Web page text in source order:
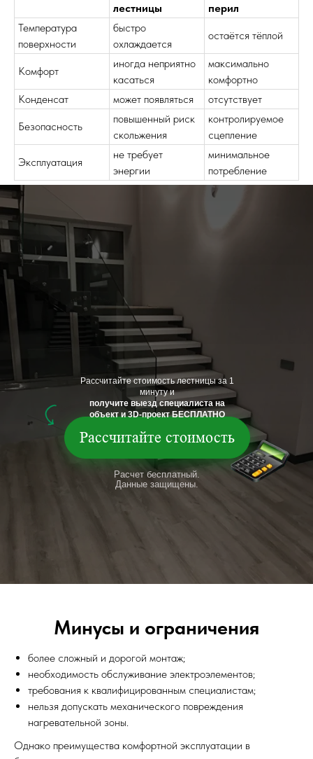
лестницы
перил
Температура
поверхности
быстро
охлаждается
остаётся тёплой
Комфорт
иногда неприятно
касаться
максимально
комфортно
Конденсат
может появляться отсутствует
Безопасность
повышенный риск
скольжения
контролируемое
сцепление
Эксплуатация
не требует
энергии
минимальное
потребление
Рассчитайте стоимость
Расчет бесплатный.
Данные защищены.
Рассчитайте стоимость лестницы за 1
минуту и
получите выезд специалиста на
объект и 3D-проект БЕСПЛАТНО
Минусы и ограничения
более сложный и дорогой монтаж;
необходимость обслуживание электроэлементов;
требования к квалифицированным специалистам;
нельзя допускать механического повреждения
нагревательной зоны.
Однако преимущества комфортной эксплуатации в